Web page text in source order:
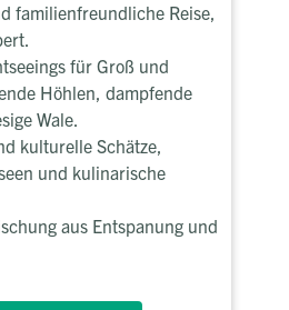
familienfreundliche Reise,
für Groß und
Höhlen, dampfende
Wale.
kulturelle Schätze,
und kulinarische
aus Entspanung und